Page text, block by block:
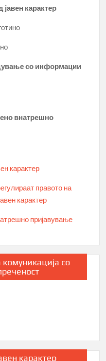
карактер
со информации
внатрешно
карактер
правото на
карактер
пријавување
со
карактер